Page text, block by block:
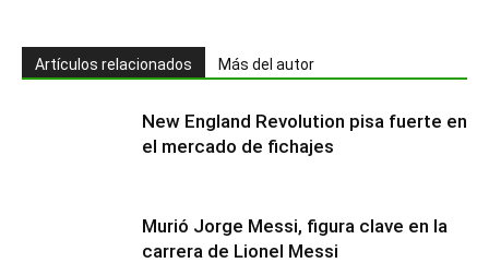
Artículos relacionados Más del autor
New England Revolution pisa fuerte en
el mercado de fichajes
Murió Jorge Messi, figura clave en la
carrera de Lionel Messi